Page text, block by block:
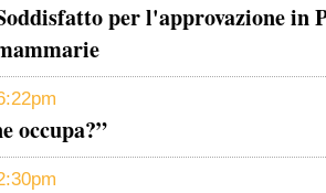
per l'approvazione in
occupa?”